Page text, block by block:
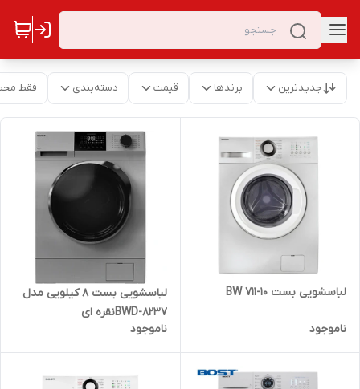
جدیدترین برندها قیمت دسته‌بندی فقط
لباسشویی بست 10-711 BW
ناموجود
لباسشویی بست 8 کیلویی مدل
BWD-8237نقره ای
ناموجود